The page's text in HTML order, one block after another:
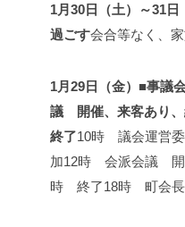
1月30日（土）～31
過ごす会合等なく、家
1月29日（金）■事議
議 開催、来客あり、
終了10時 議会運営
加12時 会派会議 開
時 終了18時 町会長